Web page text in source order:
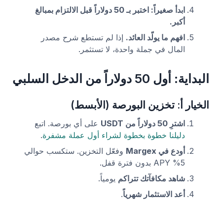
ابدأ صغيراً: اختبر بـ 50 دولاراً قبل الالتزام بمبالغ
أكبر.
افهم ما يولّد العائد. إذا لم تستطع شرح مصدر
المال في جملة واحدة، لا تستثمر.
البداية: أول 50 دولاراً من الدخل السلبي
الخيار أ: تخزين البورصة (الأبسط)
اشترِ 50 دولاراً من USDT
على أي بورصة. اتبع
دليلنا خطوة بخطوة لشراء أول عملة مشفرة.
أودع في Margex
وفعّل التخزين. ستكسب حوالي
5% APY بدون فترة قفل.
شاهد مكافآتك تتراكم يومياً.
أعد الاستثمار شهرياً.